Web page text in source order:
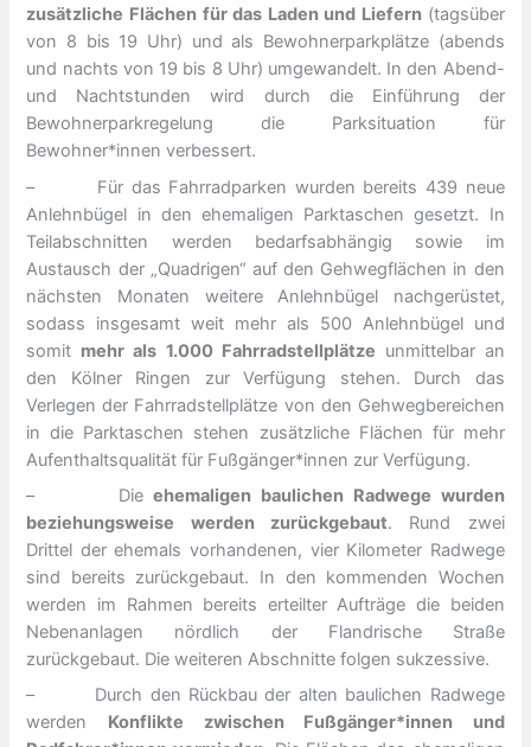
zusätzliche Flächen für das Laden und Liefern (tagsüber
von 8 bis 19 Uhr) und als Bewohnerparkplätze (abends
und nachts von 19 bis 8 Uhr) umgewandelt. In den Abend-
und Nachtstunden wird durch die Einführung der
Bewohnerparkregelung die Parksituation für
Bewohner*innen verbessert.
– Für das Fahrradparken wurden bereits 439 neue
Anlehnbügel in den ehemaligen Parktaschen gesetzt. In
Teilabschnitten werden bedarfsabhängig sowie im
Austausch der „Quadrigen“ auf den Gehwegflächen in den
nächsten Monaten weitere Anlehnbügel nachgerüstet,
sodass insgesamt weit mehr als 500 Anlehnbügel und
somit mehr als 1.000 Fahrradstellplätze unmittelbar an
den Kölner Ringen zur Verfügung stehen. Durch das
Verlegen der Fahrradstellplätze von den Gehwegbereichen
in die Parktaschen stehen zusätzliche Flächen für mehr
Aufenthaltsqualität für Fußgänger*innen zur Verfügung.
– Dieehemaligen baulichen Radwege wurden
beziehungsweise werden zurückgebaut. Rund zwei
Drittel der ehemals vorhandenen, vier Kilometer Radwege
sind bereits zurückgebaut. In den kommenden Wochen
werden im Rahmen bereits erteilter Aufträge die beiden
Nebenanlagen nördlich der Flandrische Straße
zurückgebaut. Die weiteren Abschnitte folgen sukzessive.
– Durch den Rückbau der alten baulichen Radwege
werden Konflikte zwischen Fußgänger*innen und